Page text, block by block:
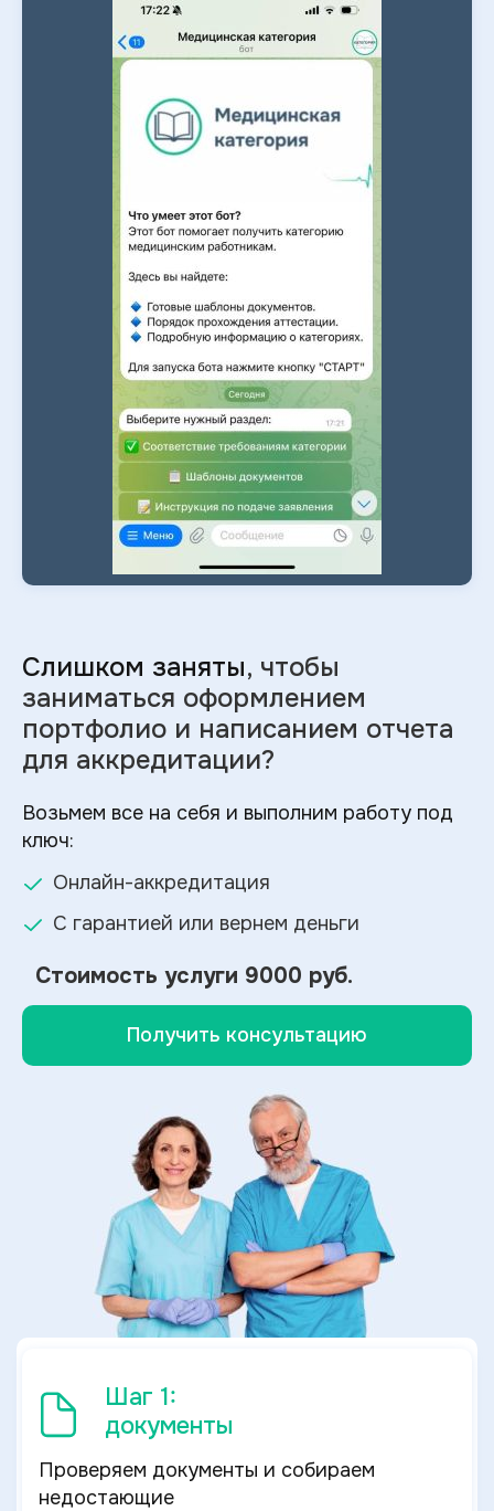
Слишком заняты, чтобы
заниматься оформлением
портфолио и написанием отчета
для аккредитации?
Возьмем все на себя и выполним работу под
ключ:
Онлайн-аккредитация
С гарантией или вернем деньги
Стоимость услуги 9000 руб.
Получить консультацию
Шаг 1:
документы
Проверяем документы и собираем
недостающие